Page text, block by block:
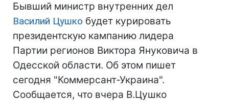
Бывший министр внутренних дел
Василий Цушко будет курировать
президентскую кампанию лидера
Партии регионов Виктора Януковича в
Одесской области. Об этом пишет
сегодня "Коммерсант-Украина".
Сообщается, что вчера В.Цушко